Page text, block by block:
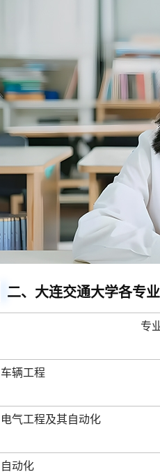
二、大连交通大学各专
专
车辆工程
电气工程及其自动化
自动化